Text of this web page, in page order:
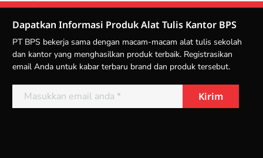
Dapatkan Informasi Produk Alat Tulis Kantor BPS
PT BPS bekerja sama dengan macam-macam alat tulis sekolah
dan kantor yang menghasilkan produk terbaik. Registrasikan
email Anda untuk kabar terbaru brand dan produk tersebut.